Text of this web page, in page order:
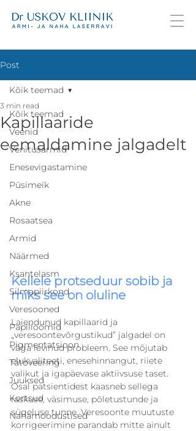
Post
Kõik teemad
Veenid
Venitusarmid
Enesevigastamine
Püsimeik
Akne
Rosaatsea
Armid
Näärmed
Ksantelasm
Silmapiirkond
Veresooned
Papilloomid
Pigmentatsioon
Tätoveering
Juuksed
Kortsud
Nahamoodustised
Kõik teemad
Kapillaaride
eemaldamine jalgadelt
3 min read
Kellele protseduur sobib ja
miks see on oluline
Laiendunud kapillaarid ja
„veresoontevõrgustikud” jalgadel on
väga levinud probleem. See mõjutab
elukvaliteeti, enesehinnangut, riiete
valikut ja igapäevase aktiivsuse taset.
Osal patsientidest kaasneb sellega
raskuse, väsimuse, põletustunde ja
sügeluse tunne. Veresoonte muutuste
korrigeerimine parandab mitte ainult